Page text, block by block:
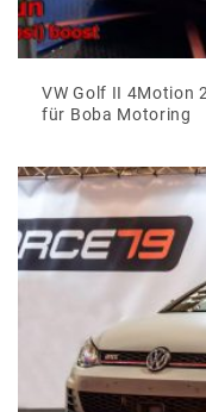
VW Golf II 4Motion
für Boba Motoring